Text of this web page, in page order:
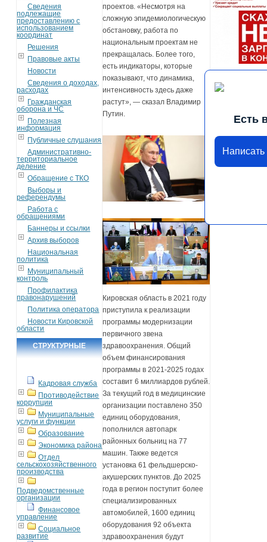
Сведения
подлежащие
предоставлению с
использованием
координат
Решения
Правовые акты
Новости
Сведения о доходах,
расходах
Гражданская
оборона и ЧС
Полезная
информация
Публичные слушания
Административно-
территориальное
деление
Обращение с ТКО
Выборы и
референдумы
Работа с
обращениями
Баннеры и ссылки
Архив выборов
Национальная
политика
Муниципальный
контроль
Профилактика
правонарушений
Политика оператора
Новости Кировской
области
СТРУКТУРНЫЕ
Кадровая служба
Противодействие
коррупции
Муниципальные
услуги и функции
Образование
Экономика района
Отдел
сельскохозяйственного
производства
Подведомственные
организации
Финансовое
управление
Социальное
развитие
проектов. «Несмотря на
сложную эпидемиологическую
обстановку, работа по
национальным проектам не
прекращалась. Более того,
есть индикаторы, которые
показывают, что динамика,
интенсивность здесь даже
растут», — сказал Владимир
Путин.
Кировская область в 2021 году
приступила к реализации
программы модернизации
первичного звена
здравоохранения. Общий
объем финансирования
программы в 2021-2025 годах
составит 6 миллиардов рублей.
За текущий год в медицинские
организации поставлено 350
единиц оборудования,
пополнился автопарк
районных больниц на 77
машин. Также ведется
установка 61 фельдшерско-
акушерских пунктов. До 2025
года в регион поступит более
специализированных
автомобилей, 1600 единиц
оборудования 92 объекта
здравоохранения будут
Есть